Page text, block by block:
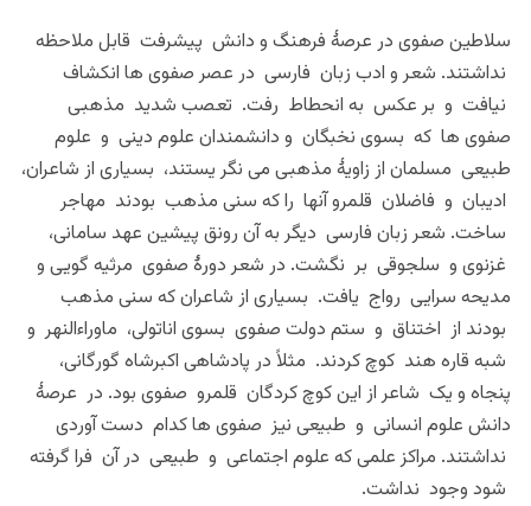
سلاطین صفوی در عرصۀ فرهنگ و دانش پیشرفت قابل ملاحظه
نداشتند. شعر و ادب زبان فارسی در عصر صفوی ها انکشاف
نیافت و بر عکس به انحطاط رفت. تعصب شدید مذهبی
صفوی ها که بسوی نخبگان و دانشمندان علوم دینی و علوم
طبیعی مسلمان از زاویۀ مذهبی می نگر یستند، بسیاری از شاعران،
ادیبان و فاضلان قلمرو آنها را که سنی مذهب بودند مهاجر
ساخت. شعر زبان فارسی دیگر به آن رونق پیشین عهد سامانی،
غزنوی و سلجوقی بر نگشت. در شعر دورۀ صفوی مرثیه گویی و
مدیحه سرایی رواج یافت. بسیاری از شاعران که سنی مذهب
بودند از اختناق و ستم دولت صفوی بسوی اناتولی، ماوراءالنهر و
شبه قاره هند کوچ کردند. مثلاً در پادشاهی اکبرشاه گورگانی،
پنجاه و یک شاعر از این کوچ کردگان قلمرو صفوی بود. در عرصۀ
دانش علوم انسانی و طبیعی نیز صفوی ها کدام دست آوردی
نداشتند. مراکز علمی که علوم اجتماعی و طبیعی در آن فرا گرفته
شود وجود نداشت.